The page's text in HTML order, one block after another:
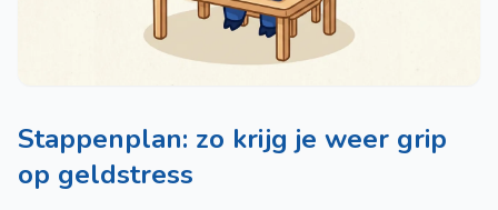
Stappenplan: zo krijg je weer grip
op geldstress